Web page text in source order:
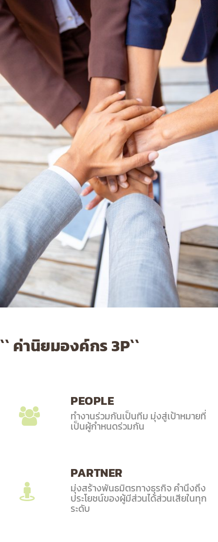
`` ค่านิยมองค์กร 3P``
PEOPLE
ทํางานร่วมกันเป็นทีม มุ่งสู่เป้าหมายที่
เป็นผู้กำหนดร่วมกัน
PARTNER
มุ่งสร้างพันธมิตรทางธุรกิจ คำนึงถึง
ประโยชน์ของผู้มีส่วนได้ส่วนเสียในทุก
ระดับ